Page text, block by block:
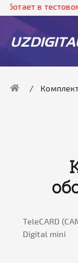
в
ТeleCARD
Digital mini